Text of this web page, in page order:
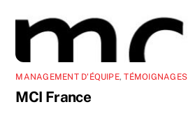
MANAGEMENT D'ÉQUIPE,TÉMOIGNAGES
MCI France